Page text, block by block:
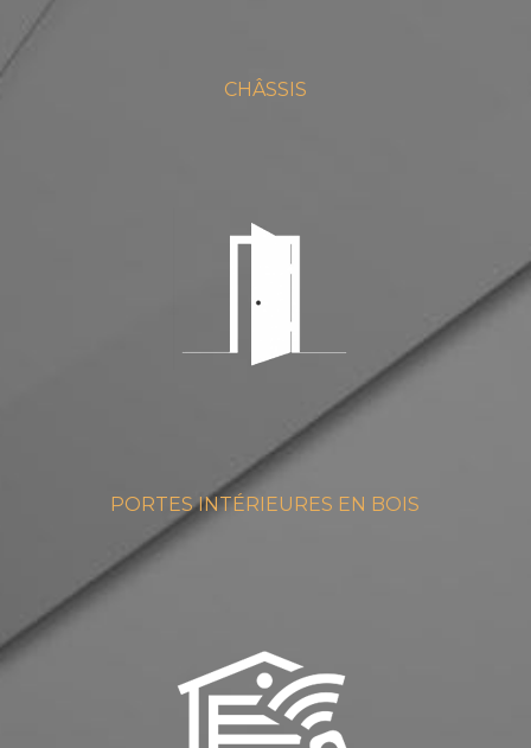
CHÂSSIS
PORTES INTÉRIEURES EN BOIS